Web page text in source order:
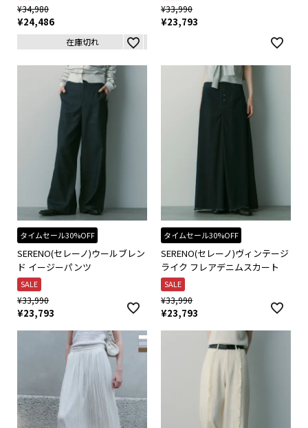
¥34,980
¥24,486
在庫切れ
¥33,990
¥23,793
タイムセール30%OFF
SERENO(セレーノ)ウールブレン
ド イージーパンツ
SALE
¥33,990
¥23,793
タイムセール30%OFF
SERENO(セレーノ)ヴィンテージ
ライク フレアデニムスカート
SALE
¥33,990
¥23,793